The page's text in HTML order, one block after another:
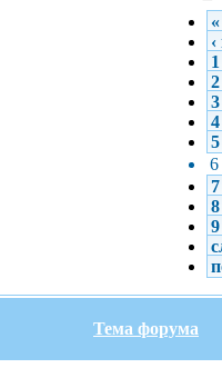
1
2
3
4
5
6
7
8
9
Тема форума